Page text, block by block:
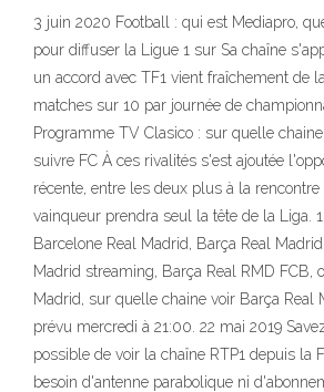
3 juin 2020 Football : qui est Mediapro,
pour diffuser la Ligue 1 sur Sa chaîne
un accord avec TF1 vient fraîchement de
matches sur 10 par journée de
Programme TV Clasico : sur quelle
suivre FC À ces rivalités s'est ajoutée
récente, entre les deux plus à la
vainqueur prendra seul la tête de la Liga.
Barcelone Real Madrid, Barça Real
Madrid streaming, Barça Real RMD FCB,
Madrid, sur quelle chaine voir Barça Real
prévu mercredi à 21:00. 22 mai 2019
possible de voir la chaîne RTP1 depuis la
besoin d'antenne parabolique ni